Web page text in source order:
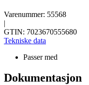
Varenummer: 55568
|
GTIN: 7023670555680
Tekniske data
Passer med
Dokumentasjon